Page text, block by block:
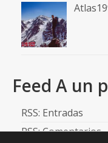
Feed A un
RSS: Entradas
RSS: Comentarios